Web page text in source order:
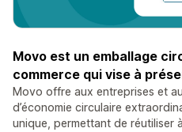
Movo est un emballage
commerce qui vise à
Movo offre aux entreprises et
d’économie circulaire
unique, permettant de réutiliser